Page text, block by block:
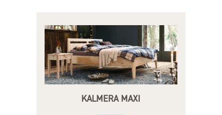
KALMERA MAXI